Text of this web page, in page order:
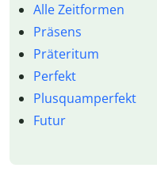
Alle Zeitformen
Präsens
Präteritum
Perfekt
Plusquamperfekt
Futur